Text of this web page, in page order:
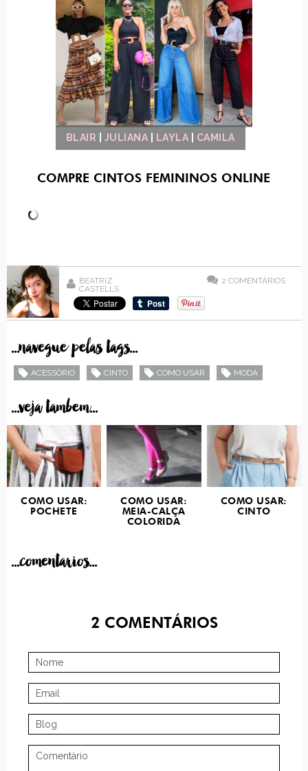
BLAIR JULIANA LAYLA CAMILA
COMPRE CINTOS FEMININOS ONLINE
BEATRIZ
CASTELLS
2 COMENTÁRIOS
...navegue pelas tags...
ACESSÓRIO CINTO COMO USAR MODA
...veja tambem...
COMO USAR:
POCHETE
COMO USAR:
MEIA-CALÇA
COLORIDA
COMO USAR:
CINTO
...comentarios...
2 COMENTÁRIOS